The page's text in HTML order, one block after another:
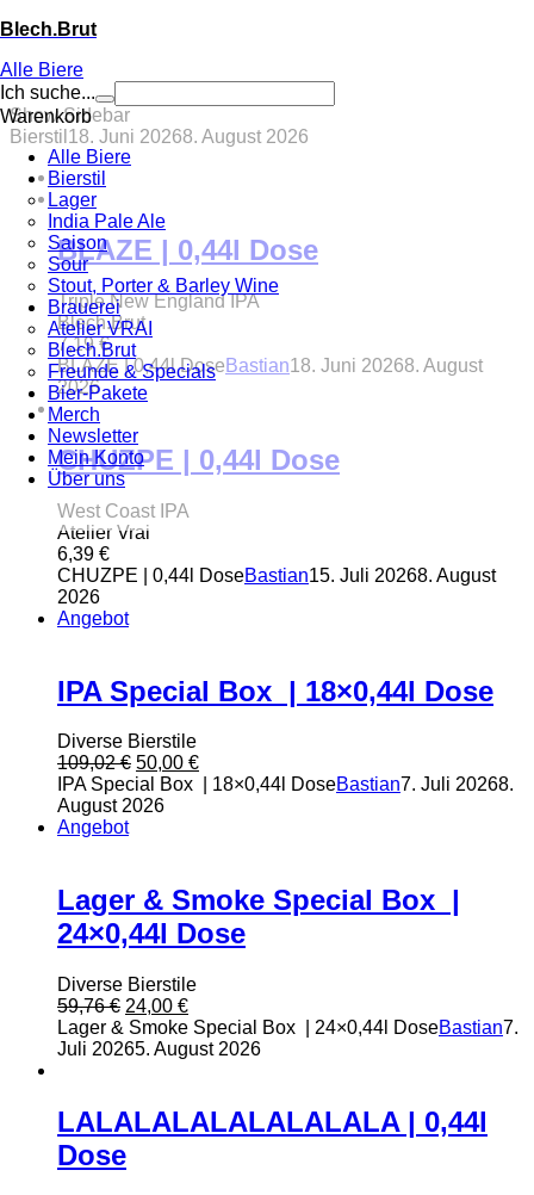
Blech.Brut
Alle Biere
Ich suche...
Warenkorb
Alle Biere
Bierstil
Lager
India Pale Ale
Saison
Sour
Stout, Porter & Barley Wine
Brauerei
Atelier VRAI
Blech.Brut
Freunde & Specials
Bier-Pakete
Merch
Newsletter
Mein Konto
Über uns
Show Sidebar
Bierstil 18. Juni 20268. August 2026
BLAZE | 0,44l Dose
Triple New England IPA
Blech.Brut
7,19€
BLAZE | 0,44l Dose Bastian18. Juni 20268. August
2026
CHUZPE | 0,44l Dose
West Coast IPA
Atelier Vrai
6,39 €
CHUZPE | 0,44l DoseBastian15. Juli 20268. August
2026
Angebot
IPA Special Box | 18×0,44l Dose
Diverse Bierstile
109,02€ Ursprünglicher
Preis
war:
50,00 €Aktueller
Preis
IPA Special Box | 18×0,44l DoseBastian7. Juli 20268.
August 2026
Angebot
Lager & Smoke Special Box |
24×0,44l Dose
Diverse Bierstile
59,76€ Ursprünglicher
Preis
war:
24,00 €Aktueller
Preis
ist:
Lager & Smoke Special Box | 24×0,44l DoseBastian7.
Juli 20265. August 2026
LALALALALALALALALA | 0,44l
Dose